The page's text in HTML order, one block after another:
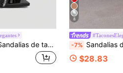
CUCCOO SZL Sandalias de tacón alto sexy de punta para mujer, moda nueva para fiesta, tacones altos de verano
8
-7% Sandalias de tacón alto para mujer, negras, con punta cuadrada, tacón de
$28.83